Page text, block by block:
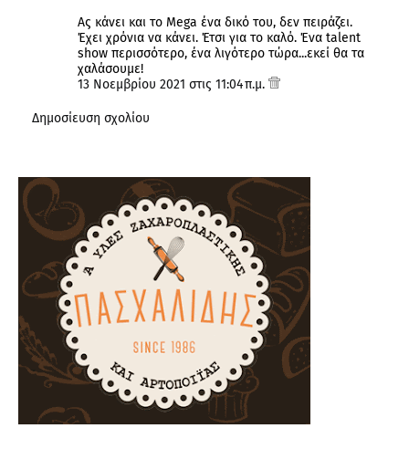
Ας κάνει και το Mega ένα δικό του, δεν πειράζει.
Έχει χρόνια να κάνει. Έτσι για το καλό. Ένα talent
show περισσότερο, ένα λιγότερο τώρα...εκεί θα τα
χαλάσουμε!
13 Νοεμβρίου 2021 στις 11:04 π.μ.
Δημοσίευση σχολίου